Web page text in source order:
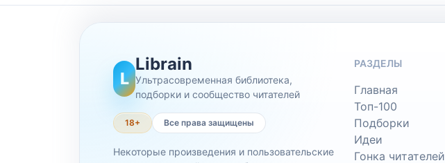
L
Librain
Ультрасовременная библиотека,
подборки и сообщество читателей
18+ Все права защищены
Некоторые произведения и пользовательские
РАЗДЕЛЫ
Главная
Топ-100
Подборки
Идеи
Гонка читателей